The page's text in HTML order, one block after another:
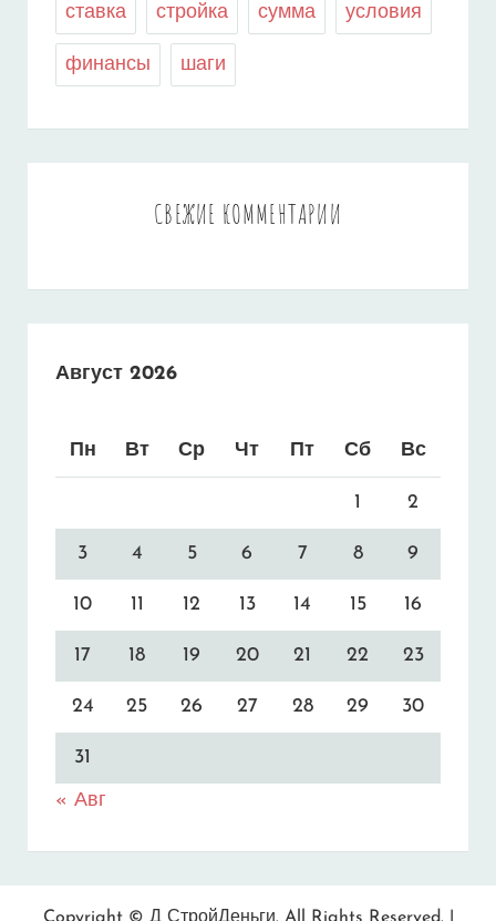
ставка стройка сумма условия
финансы шаги
СВЕЖИЕ КОММЕНТАРИИ
Август 2026
Пн Вт Ср Чт Пт Сб Вс
1 2
3 4 5 6 7 8 9
10 11 12 13 14 15 16
17 18 19 20 21 22 23
24 25 26 27 28 29 30
31
« Авг